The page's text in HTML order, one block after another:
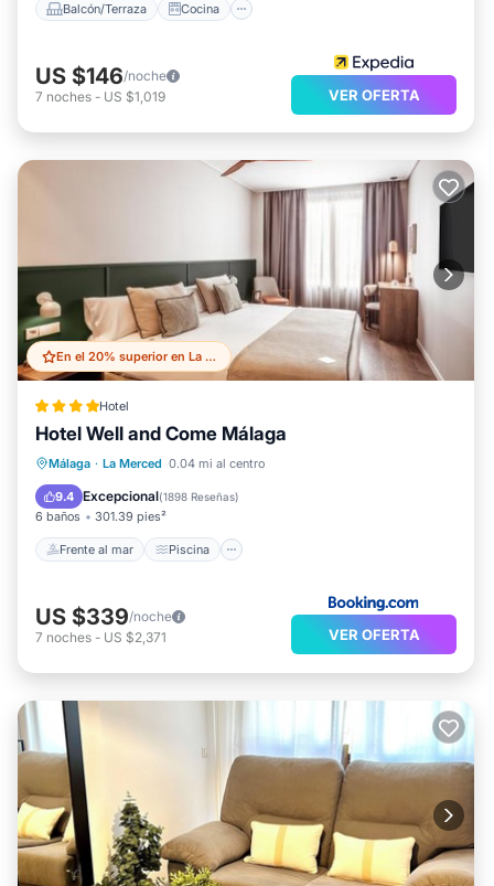
Balcón/Terraza Cocina
US $146/noche
7 noches - US $1,019 VER OFERTA
En el 20% superior en La Merced
Hotel
Hotel Well and Come Málaga
Málaga · La Merced 0.04 mi al centro
9.4 Excepcional(1898 Reseñas)
6 baños 301.39 pies²
Frente al mar Piscina
Frente al mar Piscina
Vista al mar
US $339/noche
7 noches - US $2,371 VER OFERTA